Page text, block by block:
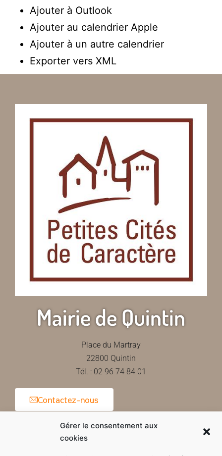
Gérer le consentement aux
cookies
Ajouter à Outlook
Ajouter au calendrier Apple
Ajouter à un autre calendrier
Exporter vers XML
Mairie de Quintin
Place du Martray
22800 Quintin
Tél. : 02 96 74 84 01
Contactez-nous